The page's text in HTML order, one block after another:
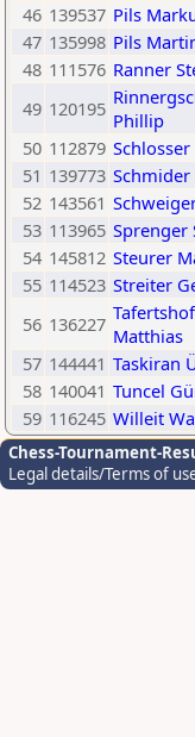
46 139537 Pils
47 135998 Pils
48 111576 Ranner
49 120195 Phillip
50 112879
51 139773
52 143561
53 113965 Sprenger
54 145812 Steurer
55 114523 Streiter
56 136227 Matthias
57 144441 Taskiran
58 140041 Tuncel
59 116245 Willeit
Chess-Tournament-
Legal details/Terms of